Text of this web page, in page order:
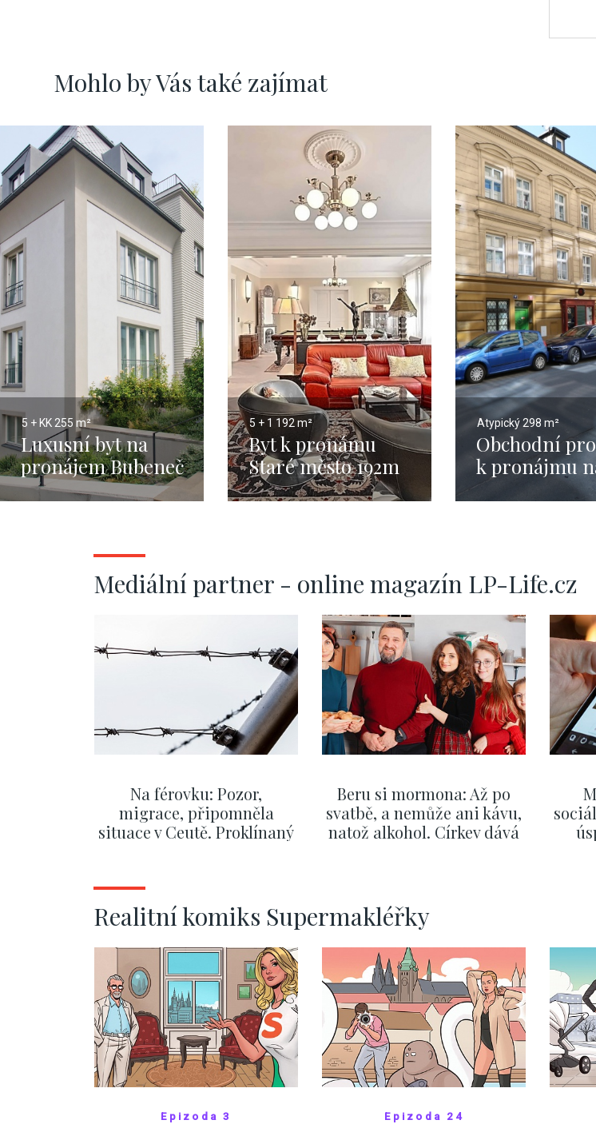
Mohlo by Vás také zajímat
5 + KK 255 m²
Luxusní byt na
pronájem Bubeneč
- 255m
5 + 1 192 m²
Byt k pronámu
Staré město 192m
Atypický 298 m²
Obchodní
k pronájmu
Mediální partner - online magazín LP-Life.cz
Na férovku: Pozor,
migrace, připomněla
situace v Ceutě. Proklínaný
Okamurova videa
Beru si mormona: Až po
svatbě, a nemůže ani kávu,
natož alkohol. Církev dává
Realitní komiks Supermakléřky
Epizoda 3 Epizoda 24